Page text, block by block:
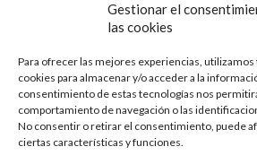
Gestionar el
las cookies
Para ofrecer las mejores experiencias, utilizamos
cookies para almacenar y/o acceder a la
consentimiento de estas tecnologías nos
comportamiento de navegación o las
No consentir o retirar el consentimiento, puede
ciertas características y funciones.
Este proyecto está subvencionado en un
de la Dirección General de Desarrollo Rural,
Formación Agroalimentaria (DGRIFA) por un
598.490,60 €.
Esta publicación ha sido realizada con el